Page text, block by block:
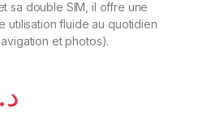
sa double SIM, il offre une
utilisation fluide au quotidien
et photos).